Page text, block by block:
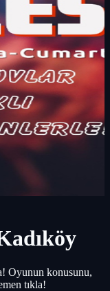
Oyunun konusunu,
tıkla!